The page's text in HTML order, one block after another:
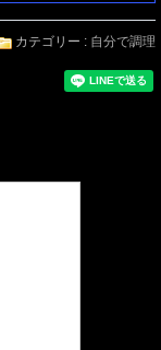
カテゴリー : 自分で調理